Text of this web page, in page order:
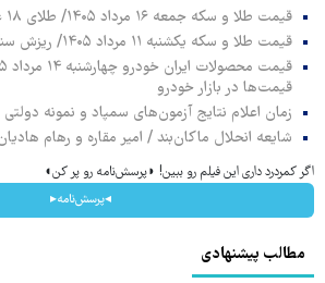
قیمت طلا و سکه جمعه ۱۶ مرداد ۱۴۰۵/ طلای ۱۸ عیار امروز چند؟
قیمت طلا و سکه یکشنبه ۱۱ مرداد ۱۴۰۵/ ریزش سنگین سکه امامی
قیمت‌ها در بازار خودرو
زمان اعلام نتایج آزمون‌های سمپاد و نمونه
شایعه انحلال ماکان‌بند / امیر مقاره و رهام
اگر کمردرد داری این فیلم رو ببین! ◗پرسش‌نامه رو پر کن◖
◂پرسش‌نامه▸
مطالب پیشنهادی